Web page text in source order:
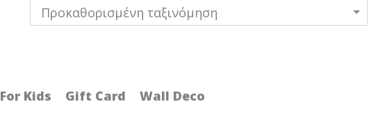
Προκαθορισμένη ταξινόμηση
For Kids Gift Card Wall Deco